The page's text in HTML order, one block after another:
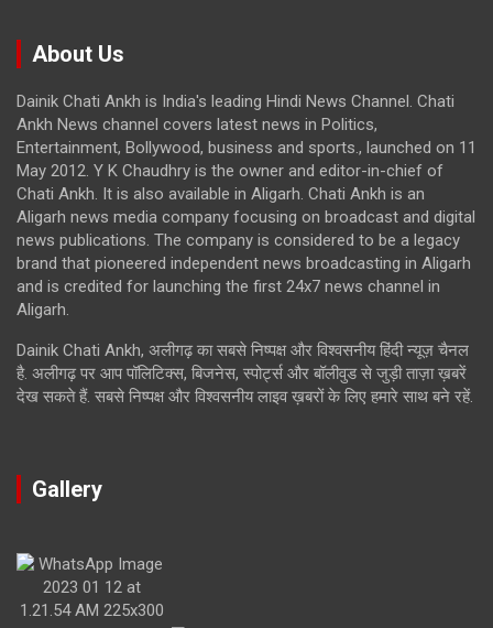
About Us
Dainik Chati Ankh is India's leading Hindi News Channel. Chati
Ankh News channel covers latest news in Politics,
Entertainment, Bollywood, business and sports., launched on 11
May 2012. Y K Chaudhry is the owner and editor-in-chief of
Chati Ankh. It is also available in Aligarh. Chati Ankh is an
Aligarh news media company focusing on broadcast and digital
news publications. The company is considered to be a legacy
brand that pioneered independent news broadcasting in Aligarh
and is credited for launching the first 24x7 news channel in
Aligarh.
Dainik Chati Ankh, अलीगढ़ का सबसे निष्पक्ष और विश्वसनीय हिंदी न्यूज़ चैनल
है. अलीगढ़ पर आप पॉलिटिक्स, बिजनेस, स्पोर्ट्स और बॉलीवुड से जुड़ी ताज़ा ख़बरें
देख सकते हैं. सबसे निष्पक्ष और विश्वसनीय लाइव ख़बरों के लिए हमारे साथ बने रहें.
Gallery